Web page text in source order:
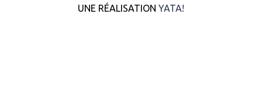
UNE RÉALISATION YATA!